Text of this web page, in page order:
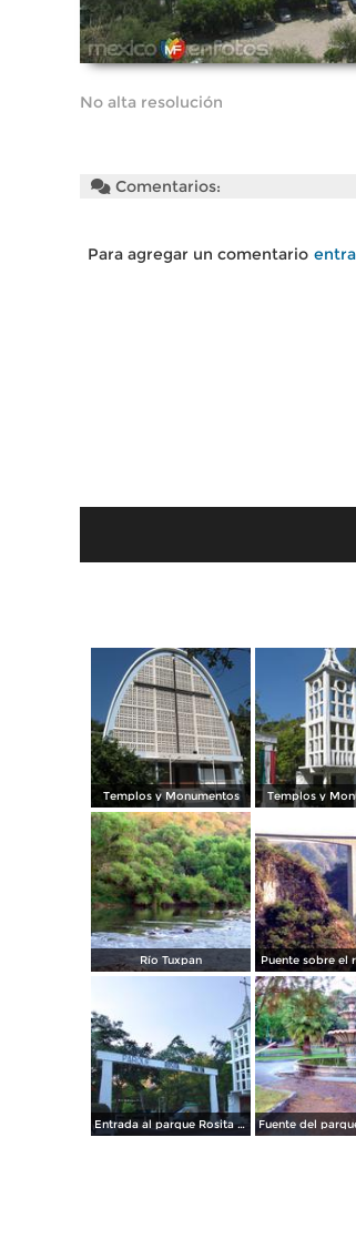
No alta resolución
Comentarios:
Para agregar un comentario
Templos y Monumentos Templos y
Río Tuxpan Puente sobre el
Entrada al parque Rosita Rincón